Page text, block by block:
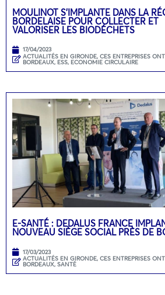
MOULINOT S’IMPLANTE DANS LA
BORDELAISE POUR COLLECTER ET
VALORISER LES BIODÉCHETS
17/04/2023
ACTUALITÉS EN GIRONDE, CES ENTREPRISES
BORDEAUX, ESS, ECONOMIE CIRCULAIRE
E-SANTÉ : DEDALUS FRANCE
NOUVEAU SIÈGE SOCIAL PRÈS DE
17/03/2023
ACTUALITÉS EN GIRONDE, CES ENTREPRISES
BORDEAUX, SANTÉ